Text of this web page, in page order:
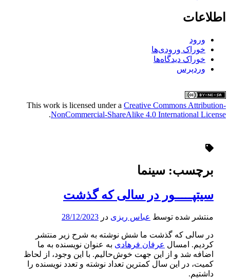
اطلاعات
ورود
خوراک ورودی‌ها
خوراک دیدگاه‌ها
وردپرس
This work is licensed under a Creative Commons Attribution-
NonCommercial-ShareAlike 4.0 International License
.
برچسب: سینما
سیتپـــــور در سالی که گذشت
منتشر شده توسط عباس ریزی در 28/12/2023
در سالی که گذشت ما شش نوشته به شرح زیر منتشر
کردیم. امسال عرفان فرهادی به عنوان نویسنده به ما
اضافه شد و از این جهت خوش‌حالیم. با این وجود، از لحاظ
کمیت، در این سال کمترین تعداد نوشته و تعدد نویسنده را
داشتیم.